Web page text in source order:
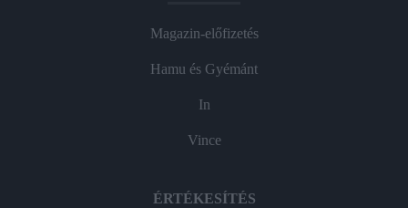
Magazin-előfizetés
Hamu és Gyémánt
In
Vince
ÉRTÉKESÍTÉS